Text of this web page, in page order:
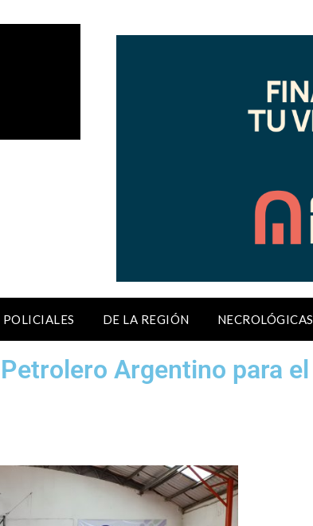
POLICIALES DE LA REGIÓN NECROLÓGICAS
Argentino para el